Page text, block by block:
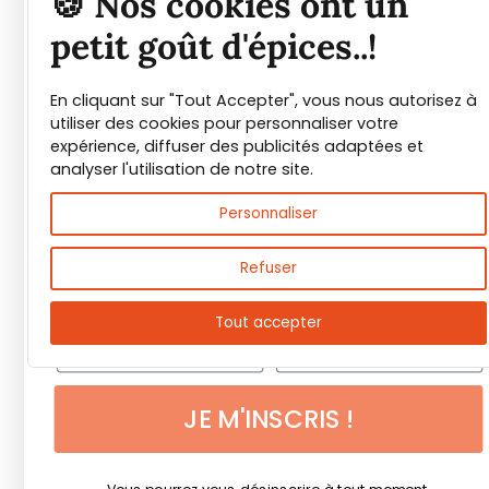
petit goût d'épices..!
En cliquant sur "Tout Accepter", vous nous autorisez à
utiliser des cookies pour personnaliser votre
expérience, diffuser des publicités adaptées et
analyser l'utilisation de notre site.
Personnaliser
Refuser
Tout accepter
épices et leurs usages
Guide PDF offert !
Inscrivez vous à notre Newsletter et
téléchargez gratuitement le guide des
épices de Max Daumin,un guide numérique
pour vous familiariser avec les épices et
leurs usages!
JE M'INSCRIS !